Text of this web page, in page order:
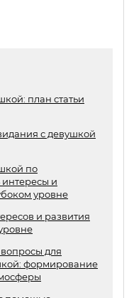
план статьи
с девушкой
по
интересы и
уровне
и развития
для
формирование